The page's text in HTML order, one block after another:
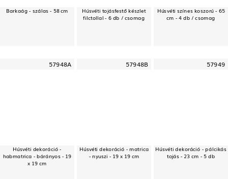
Barkaág - szálas - 58 cm Húsvéti tojásfestő készlet
filctollal - 6 db / csomag
Húsvéti színes koszorú - 65
cm - 4 db / csomag
57948A
Húsvéti dekoráció -
habmatrica - bárányos - 19
x 19 cm
57948B
Húsvéti dekoráció - matrica
- nyuszi - 19 x 19 cm
57949
Húsvéti dekoráció - pálcikás
tojás - 23 cm - 5 db